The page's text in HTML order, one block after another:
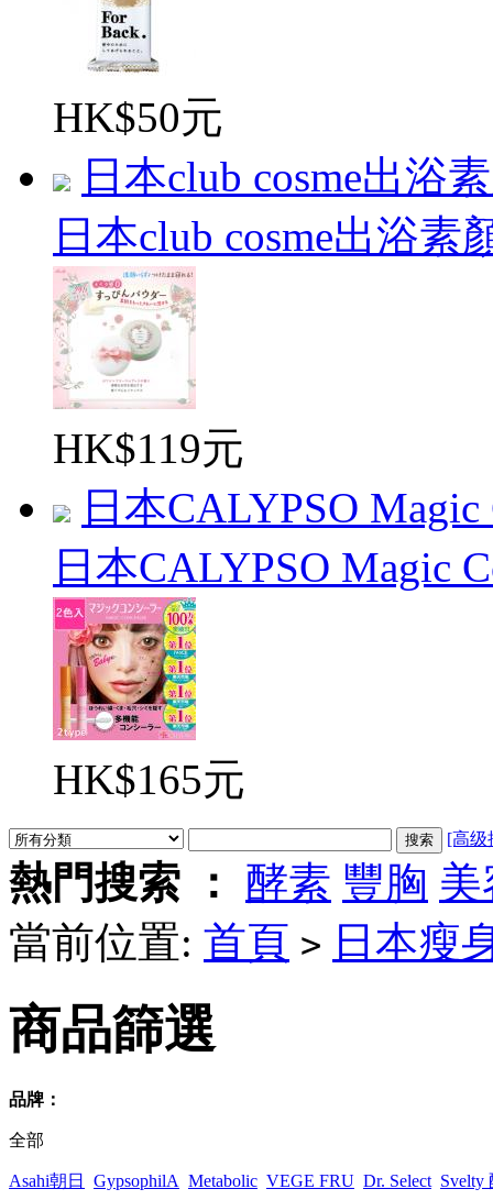
HK$50元
日本club cosme出浴
日本club cosme出浴素
HK$119元
日本CALYPSO Magic
日本CALYPSO Magic
HK$165元
[高级
熱門搜索 ： 酵素 豐胸 美
當前位置: 首頁 > 日本瘦
商品篩選
品牌：
全部
Asahi朝日 GypsophilA Metabolic VEGE FRU Dr. Select Svelty